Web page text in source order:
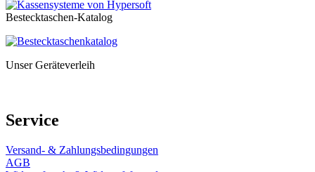
Bestecktaschen-Katalog
Unser Geräteverleih
Service
Versand- & Zahlungsbedingungen
AGB